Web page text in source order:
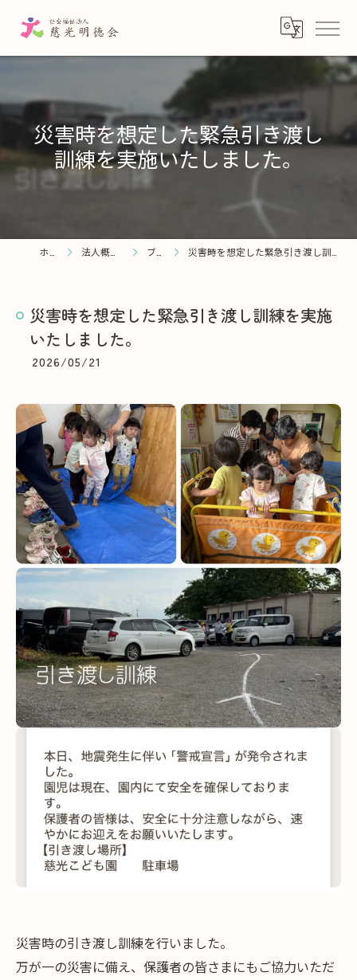
災害時を想定した緊急引き渡し
訓練を実施いたしました。
法人概要・理念 ブログ 災害時を想定した緊急引き渡し訓練を実施いたしました。
災害時を想定した緊急引き渡し訓練を実施
いたしました。
2026/05/21
災害時の引き渡し訓練を行いました。
万が一の災害に備え、保護者の皆さまにもご協力いただ